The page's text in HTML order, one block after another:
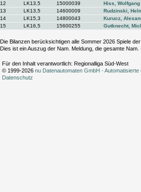
12
LK13,5 15000039 Hiss, Wolfgang
13
LK13,5 14600009
Rudzinski,
14
LK15,3 14800043
Kurucz,
15
LK16,5 15600255 Gutknecht,
Die Bilanzen berücksichtigen alle Sommer 2026 Spiele
Dies ist ein Auszug der Nam. Meldung, die gesamte
Für den Inhalt verantwortlich: Regionalliga Süd-West
© 1999-2026 nu Datenautomaten GmbH -
Datenschutz